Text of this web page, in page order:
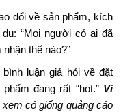
đổi về sản phẩm, kích
“Mọi người có ai đã
thế nào?”
luận giả hỏi về đặt
đang rất “hot.” Ví
có giống quảng cáo